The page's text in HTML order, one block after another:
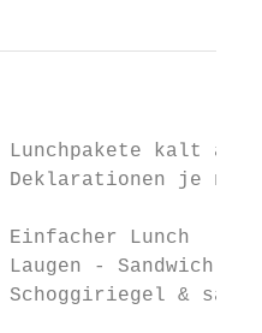
kalt ab
je
Lunch
- Sandwich
&